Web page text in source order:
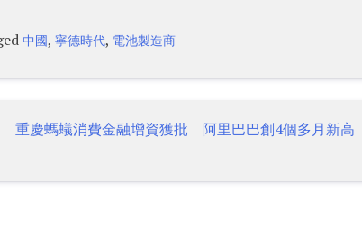
中國,寧德時代, 電池製造商
重慶螞蟻消費金融增資獲批 阿里巴巴創4個多月新高